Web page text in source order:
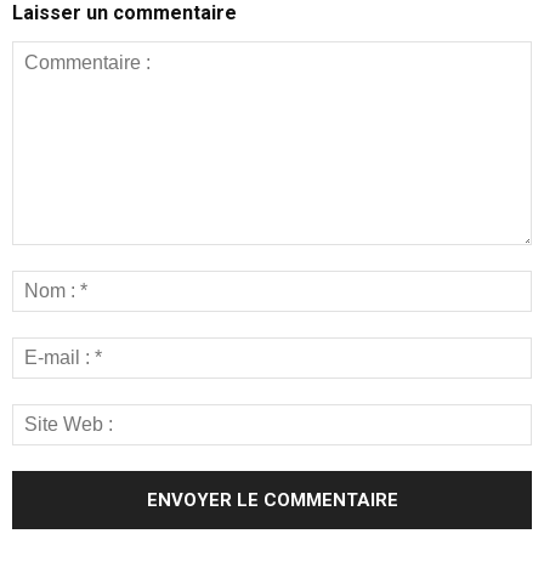
Laisser un commentaire